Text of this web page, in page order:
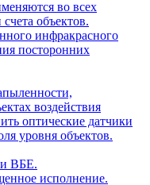
во всех
объектов.
инфракрасного
посторонних
воздействия
оптические датчики
уровня объектов.
ВБЕ.
исполнение.